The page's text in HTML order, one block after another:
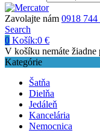
Zavolajte nám 0918 744
Search
0 Košík:0 €
V košíku nemáte žiadne
Kategórie
Šatňa
Dielňa
Jedáleň
Kancelária
Nemocnica